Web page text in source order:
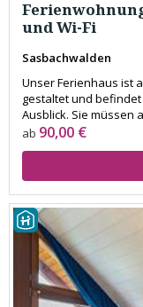
und Wi-Fi
Sasbachwalden
Unser Ferienhaus ist
gestaltet und
Ausblick. Sie müssen
ab 90,00 €